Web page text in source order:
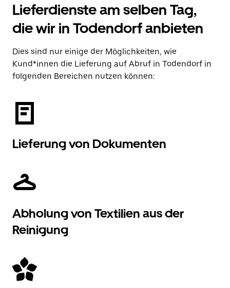
Lieferdienste am selben Tag,
die wir in Todendorf anbieten
Dies sind nur einige der Möglichkeiten, wie
Kund*innen die Lieferung auf Abruf in Todendorf in
folgenden Bereichen nutzen können:
Lieferung von Dokumenten
Abholung von Textilien aus der
Reinigung